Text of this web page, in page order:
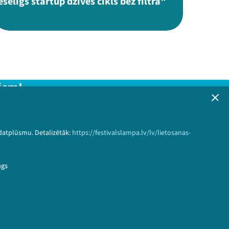
Detalizētāk: https://festivalslampa.lv/lv/lietosanas-
Pieteikties